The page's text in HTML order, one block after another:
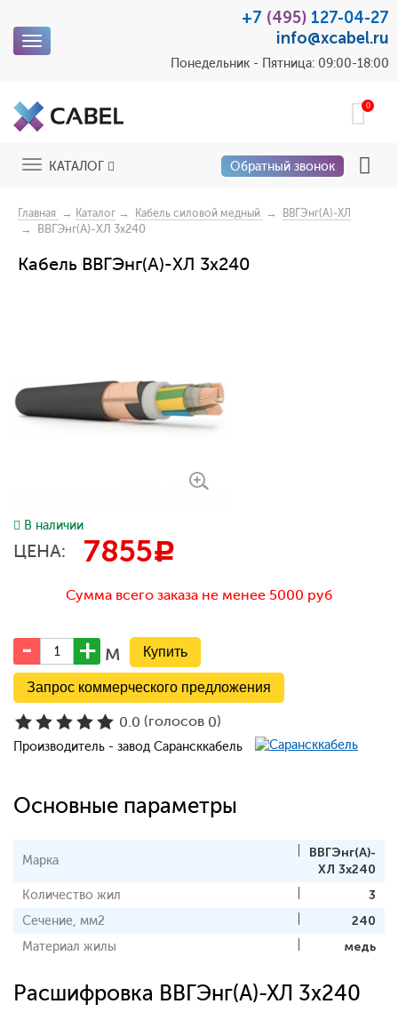
Toggle
+7 (495) 127-04-27
info@xcabel.ru
Понедельник - Пятница: 09:00-18:00
0
ToggleКАТАЛОГ Обратный звонок
Главная → Каталог → Кабель силовой медный → ВВГЭнг(А)-ХЛ
→ ВВГЭнг(А)-ХЛ 3x240
Кабель ВВГЭнг(А)-ХЛ 3x240
В наличии
ЦЕНА: 7855c
Сумма всего заказа не менее 5000 руб
м
Запрос коммерческого предложения
0.0 (голосов 0)
Производитель - завод Сарансккабель
Основные параметры
Марка
ВВГЭнг(А)-
ХЛ 3x240
Количество жил
3
Сечение, мм2
240
Материал жилы
медь
Расшифровка ВВГЭнг(А)-ХЛ 3x240